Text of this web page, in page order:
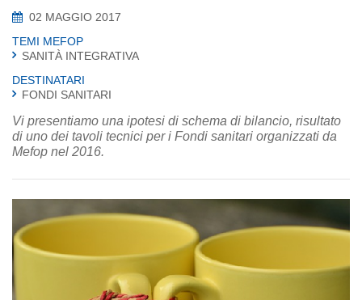
02 MAGGIO 2017
TEMI MEFOP
SANITÀ INTEGRATIVA
DESTINATARI
FONDI SANITARI
Vi presentiamo una ipotesi di schema di bilancio, risultato
di uno dei tavoli tecnici per i Fondi sanitari organizzati da
Mefop nel 2016.